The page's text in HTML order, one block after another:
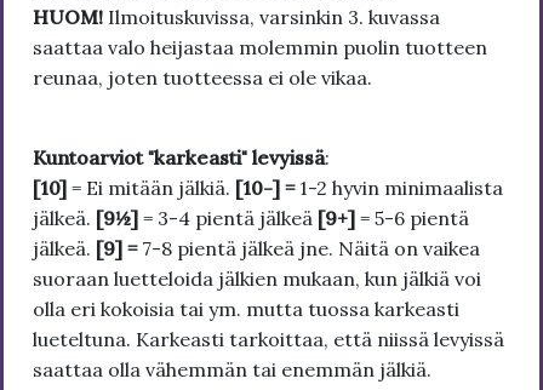
HUOM! Ilmoituskuvissa, varsinkin 3. kuvassa
saattaa valo heijastaa molemmin puolin tuotteen
reunaa, joten tuotteessa ei ole vikaa.
Kuntoarviot "karkeasti" levyissä:
[10] = Ei mitään jälkiä. [10-] = 1-2 hyvin minimaalista
jälkeä. [9½] = 3-4 pientä jälkeä [9+] = 5-6 pientä
jälkeä. [9] = 7-8 pientä jälkeä jne. Näitä on vaikea
suoraan luetteloida jälkien mukaan, kun jälkiä voi
olla eri kokoisia tai ym. mutta tuossa karkeasti
lueteltuna. Karkeasti tarkoittaa, että niissä levyissä
saattaa olla vähemmän tai enemmän jälkiä.